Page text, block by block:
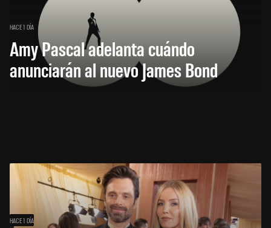
HACE 1 DÍA
Amy Pascal adelanta cuándo
anunciarán al nuevo James Bond
HACE 1 DÍA